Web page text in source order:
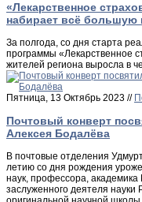
«Лекарственное
набирает всё большую
За полгода, со дня старта
программы «Лекарственное
жителей региона выросла в
Пятница, 13 Октябрь 2023 //
Почтовый конверт
Алексея Бодалёва
В почтовые отделения
летию со дня рождения
наук, профессора,
заслуженного деятеля науки